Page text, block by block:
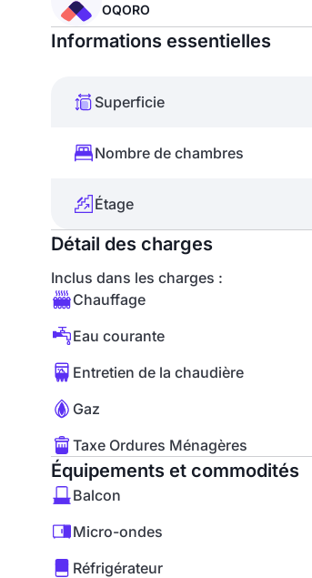
OQORO
Informations essentielles
Superficie
Nombre de chambres
Étage
Détail des charges
Inclus dans les charges :
Chauffage
Eau courante
Entretien de la chaudière
Gaz
Taxe Ordures Ménagères
Équipements et commodités
Balcon
Micro-ondes
Réfrigérateur